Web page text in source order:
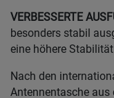
VERBESSERTE
besonders stabil
eine höhere
Nach den
Antennentasche